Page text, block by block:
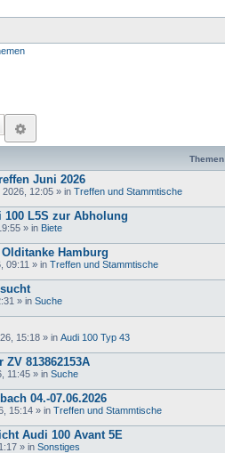
Suche
Themen
Juni 2026
2026, 12:05 » in Treffen und Stammtische
L5S zur Abholung
» in Biete
Hamburg
09:11 » in Treffen und Stammtische
» in Suche
15:18 » in Audi 100 Typ 43
813862153A
11:45 » in Suche
04.-07.06.2026
15:14 » in Treffen und Stammtische
Audi 100 Avant 5E
» in Sonstiges